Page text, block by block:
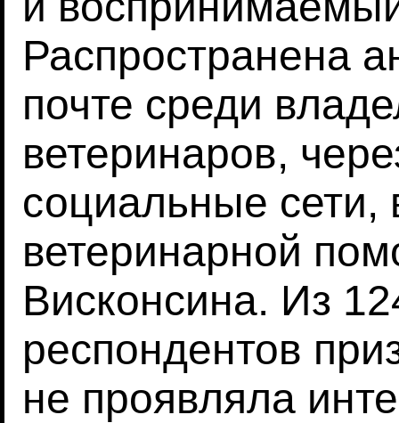
Распространена
почте среди
ветеринаров,
социальные сети,
ветеринарной
Висконсина. Из
респондентов
не проявляла